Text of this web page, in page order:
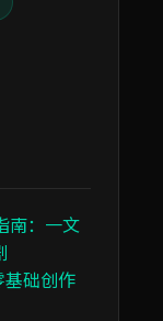
南：一文
础创作